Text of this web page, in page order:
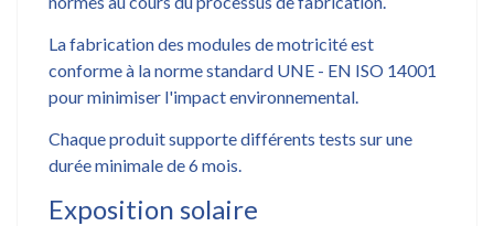
La fabrication des modules de motricité est
conforme à la norme standard UNE - EN ISO 14001
pour minimiser l'impact environnemental.
Chaque produit supporte différents tests sur une
durée minimale de 6 mois.
Exposition solaire